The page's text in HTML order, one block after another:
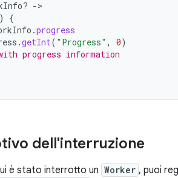
-
)
{
.progress
.getInt( "Progress" , 0)
progress information
dell'interruzione
è stato interrotto un Worker , puoi